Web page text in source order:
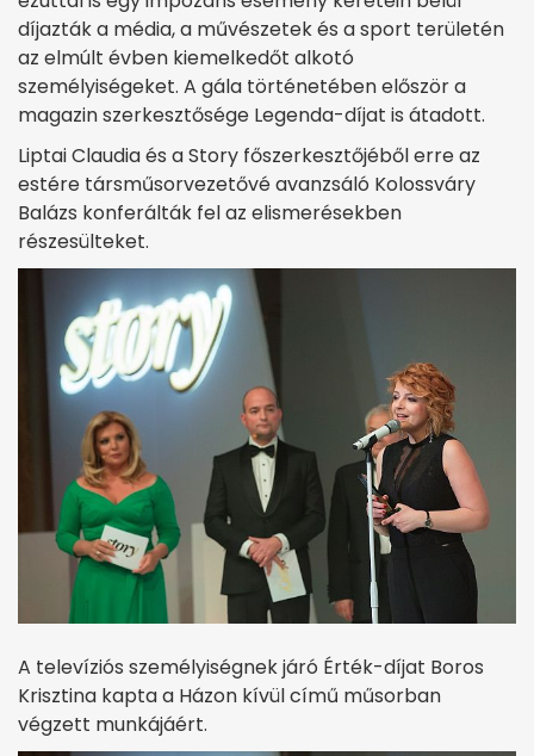
díjazták a média, a művészetek és a sport területén
az elmúlt évben kiemelkedőt alkotó
személyiségeket. A gála történetében először a
magazin szerkesztősége Legenda-díjat is átadott.
Liptai Claudia és a Story főszerkesztőjéből erre az
estére társműsorvezetővé avanzsáló Kolossváry
Balázs konferálták fel az elismerésekben
részesülteket.
A televíziós személyiségnek járó Érték-díjat Boros
Krisztina kapta a Házon kívül című műsorban
végzett munkájáért.